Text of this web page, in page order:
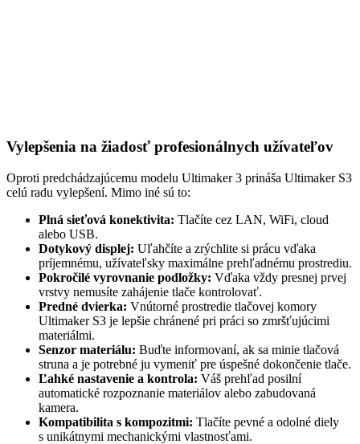
Vylepšenia na žiadosť profesionálnych užívateľov
Oproti predchádzajúcemu modelu Ultimaker 3 prináša Ultimaker S3
celú radu vylepšení. Mimo iné sú to:
Plná sieťová konektivita: Tlačíte cez LAN, WiFi, cloud
alebo USB.
Dotykový displej: Uľahčíte a zrýchlite si prácu vďaka
príjemnému, užívateľsky maximálne prehľadnému prostrediu.
Pokročilé vyrovnanie podložky: Vďaka vždy presnej prvej
vrstvy nemusíte zahájenie tlače kontrolovať.
Predné dvierka: Vnútorné prostredie tlačovej komory
Ultimaker S3 je lepšie chránené pri práci so zmršťujúcimi
materiálmi.
Senzor materiálu: Buďte informovaní, ak sa minie tlačová
struna a je potrebné ju vymeniť pre úspešné dokončenie tlače.
Ľahké nastavenie a kontrola: Váš prehľad posilní
automatické rozpoznanie materiálov alebo zabudovaná
kamera.
Kompatibilita s kompozitmi: Tlačíte pevné a odolné diely
s unikátnymi mechanickými vlastnosťami.